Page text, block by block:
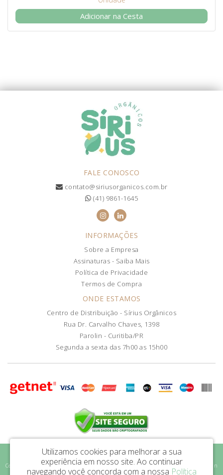
Adicionar na Cesta
FALE CONOSCO
contato@siriusorganicos.com.br
(41) 9861-1645
INFORMAÇÕES
Sobre a Empresa
Assinaturas - Saiba Mais
Política de Privacidade
Termos de Compra
ONDE ESTAMOS
Centro de Distribuição - Sírius Orgânicos
Rua Dr. Carvalho Chaves, 1398
Parolin - Curitiba/PR
Segunda a sexta das 7h00 as 15h00
Sírius Orgânicos LTDA - CNPJ: 46.589.863/0001-47
Centro de Distribuição - Sírius Orgânicos - Rua Dr. Carvalho Chaves, 1398 - Parolin
Utilizamos cookies para melhorar a sua
experiência em nosso site. Ao continuar
navegando você concorda com a nossa Política